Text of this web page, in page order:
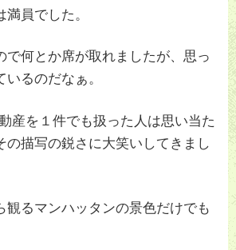
員でした。
で何とか席が取れましたが、思っ
るのだなぁ。
産を１件でも扱った人は思い当た
の描写の鋭さに大笑いしてきまし
観るマンハッタンの景色だけでも